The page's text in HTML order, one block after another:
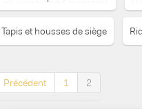
Tapis et housses de siège
Précédent 1 2